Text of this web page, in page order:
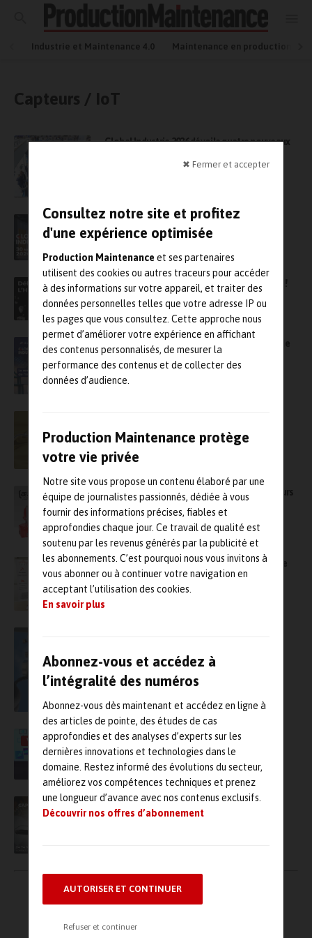
✖ Fermer et accepter
Consultez notre site et profitez
d'une expérience optimisée
Production Maintenanceet ses partenaires
utilisent des cookies ou autres traceurs pour accéder
à des informations sur votre appareil, et traiter des
données personnelles telles que votre adresse IP ou
les pages que vous consultez. Cette approche nous
permet d’améliorer votre expérience en affichant
des contenus personnalisés, de mesurer la
performance des contenus et de collecter des
données d’audience.
Production Maintenance protège
votre vie privée
Notre site vous propose un contenu élaboré par une
équipe de journalistes passionnés, dédiée à vous
fournir des informations précises, fiables et
approfondies chaque jour. Ce travail de qualité est
soutenu par les revenus générés par la publicité et
les abonnements. C’est pourquoi nous vous invitons à
vous abonner ou à continuer votre navigation en
acceptant l’utilisation des cookies.
En savoir plus
Abonnez-vous et accédez à
l’intégralité des numéros
Abonnez-vous dès maintenant et accédez en ligne à
des articles de pointe, des études de cas
approfondies et des analyses d’experts sur les
dernières innovations et technologies dans le
domaine. Restez informé des évolutions du secteur,
améliorez vos compétences techniques et prenez
une longueur d’avance avec nos contenus exclusifs.
Découvrir nos offres d’abonnement
AUTORISER ET CONTINUER
Refuser et continuer
Industrie et Maintenance 4.0 Maintenance en production
Capteurs / IoT
Global Industrie 2026 dévoile quatre nouveaux
l’industrie française
Global Industrie Paris : une première pour dB
Vib Instrumentation
Surveillez vos machines avec le capteur GILL !
Sur GI Lyon 2025, l’Afim organise son Forum de
la Maintenance
maintenance efficace !
Zones Atex : des nouveautés dans les capteurs
de chaleurs pour détecter les élévations de
température
Partenariat : Avec Tortoise, le Cetim propose
désormais un outil d’analyse de défaillance
unique au monde
vannes industrielles
Industrie du futur : vers une collaboration
intelligente entre MES et IoT
VIDÉO
La surveillance de l’état de l’huile pour une
maintenance maximisée
Pagination
publications
← 1 2